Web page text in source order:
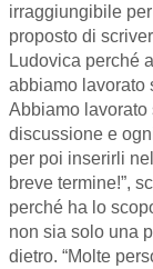
irraggiungibile
proposto di
Ludovica perché
abbiamo lavorato
Abbiamo lavorato
discussione e
per poi inserirli
breve termine!”,
perché ha lo
non sia solo una
dietro. “Molte